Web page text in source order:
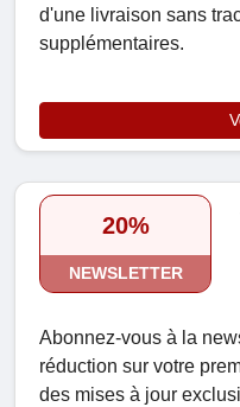
d'une livraison sans
supplémentaires.
20%
NEWSLETTER
Abonnez-vous à la
réduction sur votre
des mises à jour